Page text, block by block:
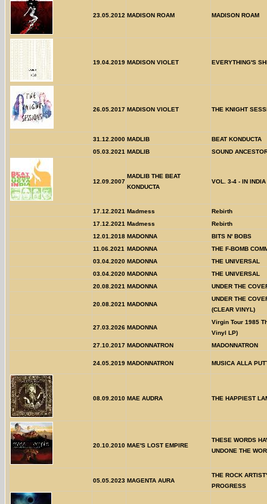
23.05.2012 MADISON ROAM MADISON ROAM
19.04.2019 MADISON VIOLET EVERYTHING'S
26.05.2017 MADISON VIOLET THE KNIGHT
31.12.2000 MADLIB
BEAT KONDUCTA
05.03.2021 MADLIB SOUND
12.09.2007
MADLIB THE BEAT
KONDUCTA
VOL. 3-4 - IN INDIA
17.12.2021 Madmess
Rebirth
17.12.2021 Madmess
Rebirth
12.01.2018 MADONNA
BITS N' BOBS
11.06.2021 MADONNA
THE F-BOMB
03.04.2020 MADONNA
THE UNIVERSAL
03.04.2020 MADONNA
THE UNIVERSAL
20.08.2021 MADONNA UNDER THE
20.08.2021 MADONNA
UNDER THE
(CLEAR VINYL)
27.03.2026 MADONNA
Virgin Tour 1985
Vinyl LP)
27.10.2017 MADONNATRON MADONNATRON
24.05.2019 MADONNATRON MUSICA ALLA
08.09.2010 MAE AUDRA THE HAPPIEST
20.10.2010 MAE'S LOST EMPIRE
THESE WORDS
UNDONE THE
05.05.2023 MAGENTA AURA
THE ROCK
PROGRESS